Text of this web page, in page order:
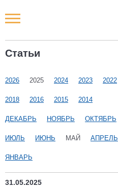
Статьи
2026 2025 2024 2023 2022
2018 2016 2015 2014
ДЕКАБРЬ НОЯБРЬ ОКТЯБРЬ
ИЮЛЬ ИЮНЬ МАЙ АПРЕЛЬ
ЯНВАРЬ
31.05.2025
Новости РФ
Наши мероприятия
Статьи